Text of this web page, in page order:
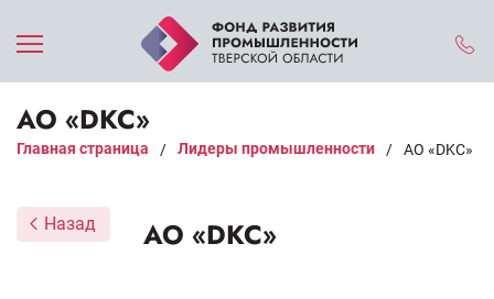
АО «DKC»
Главная страница / Лидеры промышленности / АО «DKC»
Назад АО «DKC»